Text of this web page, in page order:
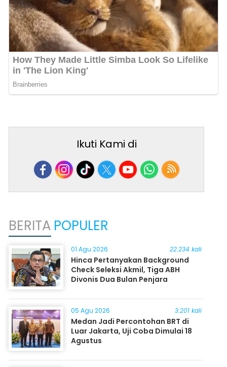
Ikuti Kami di
BERITA POPULER
01 Agu 2026 22.234 kali
Hinca Pertanyakan Background
Check Seleksi Akmil, Tiga ABH
Divonis Dua Bulan Penjara
05 Agu 2026 3.201 kali
Medan Jadi Percontohan BRT di
Luar Jakarta, Uji Coba Dimulai 18
Agustus